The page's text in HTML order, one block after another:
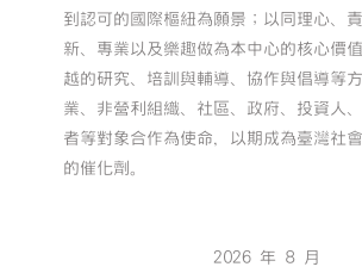
到認可的國際樞紐為願景；以同理心、
新、專業以及樂趣做為本中心的核心價
越的研究、培訓與輔導、協作與倡導等
業、非營利組織、社區、政府、投資人
者等對象合作為使命，以期成為臺灣社
的催化劑。
2026 年 8 月